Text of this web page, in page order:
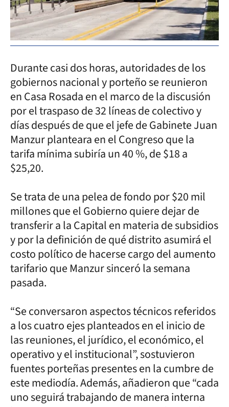
Durante casi dos horas, autoridades de los
gobiernos nacional y porteño se reunieron
en Casa Rosada en el marco de la discusión
por el traspaso de 32 líneas de colectivo y
días después de que el jefe de Gabinete Juan
Manzur planteara en el Congreso que la
tarifa mínima subiría un 40 %, de $18 a
$25,20.
Se trata de una pelea de fondo por $20 mil
millones que el Gobierno quiere dejar de
transferir a la Capital en materia de subsidios
y por la definición de qué distrito asumirá el
costo político de hacerse cargo del aumento
tarifario que Manzur sinceró la semana
pasada.
“Se conversaron aspectos técnicos referidos
a los cuatro ejes planteados en el inicio de
las reuniones, el jurídico, el económico, el
operativo y el institucional”, sostuvieron
fuentes porteñas presentes en la cumbre de
este mediodía. Además, añadieron que “cada
uno seguirá trabajando de manera interna